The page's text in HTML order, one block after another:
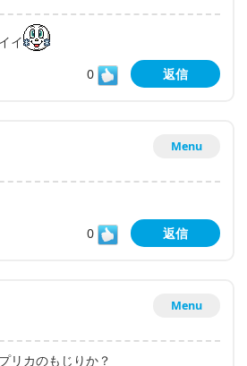
イ
0
返信
Menu
0
返信
Menu
リカのもじりか？